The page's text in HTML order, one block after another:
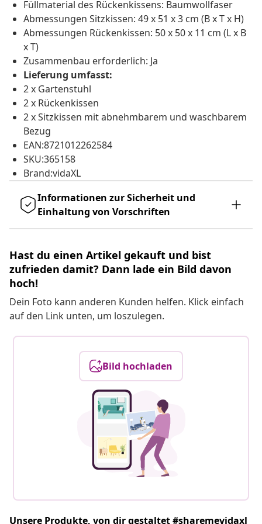
Füllmaterial des Rückenkissens: Baumwollfaser
Abmessungen Sitzkissen: 49 x 51 x 3 cm (B x T x H)
Abmessungen Rückenkissen: 50 x 50 x 11 cm (L x B
x T)
Zusammenbau erforderlich: Ja
Lieferung umfasst:
2 x Gartenstuhl
2 x Rückenkissen
2 x Sitzkissen mit abnehmbarem und waschbarem
Bezug
EAN:8721012262584
SKU:365158
Brand:vidaXL
Informationen zur Sicherheit und
Einhaltung von Vorschriften
Hast du einen Artikel gekauft und bist
zufrieden damit? Dann lade ein Bild davon
hoch!
Dein Foto kann anderen Kunden helfen. Klick einfach
auf den Link unten, um loszulegen.
Bild hochladen
Unsere Produkte, von dir gestaltet #sharemevidaxl